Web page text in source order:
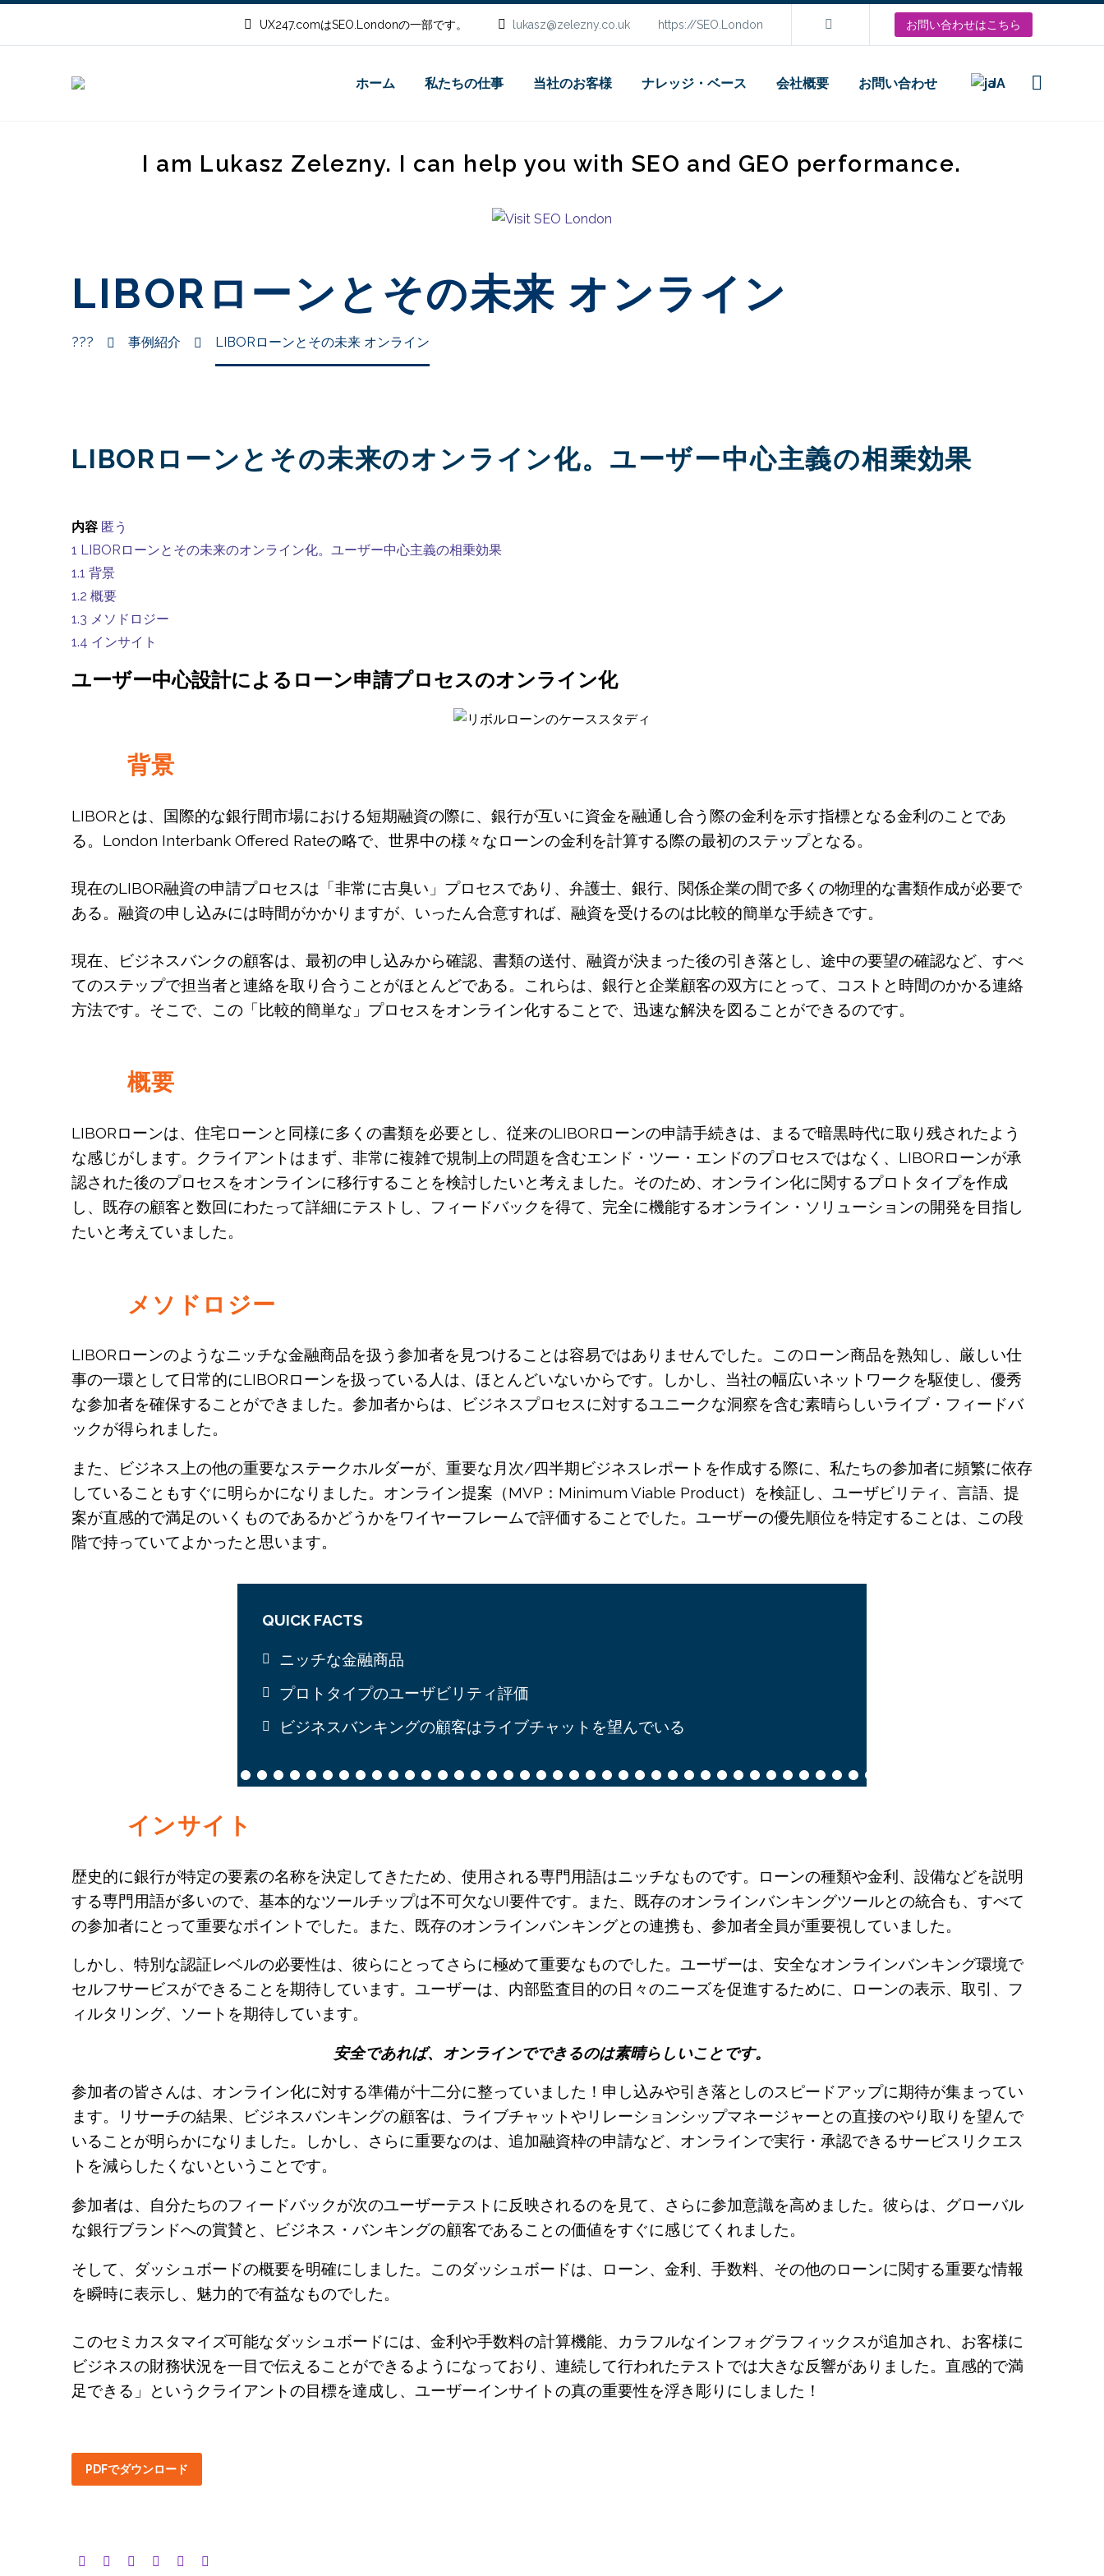
UX247.comはSEO.Londonの一部です。 lukasz@zelezny.co.uk https://SEO.London お問い合わせはこちら
ホーム 私たちの仕事 当社のお客様 ナレッジ・ベース 会社概要 お問い合わせ JA
I am Lukasz Zelezny. I can help you with SEO and GEO performance.
LIBORローンとその未来 オンライン
??? 事例紹介 LIBORローンとその未来 オンライン
LIBORローンとその未来のオンライン化。ユーザー中心主義の相乗効果
内容 匿う
1 LIBORローンとその未来のオンライン化。ユーザー中心主義の相乗効果
1.1 背景
1.2 概要
1.3 メソドロジー
1.4 インサイト
ユーザー中心設計によるローン申請プロセスのオンライン化
背景
LIBORとは、国際的な銀行間市場における短期融資の際に、銀行が互いに資金を融通し合う際の金利を示す指標となる金利のことであ
る。London Interbank Offered Rateの略で、世界中の様々なローンの金利を計算する際の最初のステップとなる。
現在のLIBOR融資の申請プロセスは「非常に古臭い」プロセスであり、弁護士、銀行、関係企業の間で多くの物理的な書類作成が必要で
ある。融資の申し込みには時間がかかりますが、いったん合意すれば、融資を受けるのは比較的簡単な手続きです。
現在、ビジネスバンクの顧客は、最初の申し込みから確認、書類の送付、融資が決まった後の引き落とし、途中の要望の確認など、すべ
てのステップで担当者と連絡を取り合うことがほとんどである。これらは、銀行と企業顧客の双方にとって、コストと時間のかかる連絡
方法です。そこで、この「比較的簡単な」プロセスをオンライン化することで、迅速な解決を図ることができるのです。
概要
LIBORローンは、住宅ローンと同様に多くの書類を必要とし、従来のLIBORローンの申請手続きは、まるで暗黒時代に取り残されたよう
な感じがします。クライアントはまず、非常に複雑で規制上の問題を含むエンド・ツー・エンドのプロセスではなく、LIBORローンが承
認された後のプロセスをオンラインに移行することを検討したいと考えました。そのため、オンライン化に関するプロトタイプを作成
し、既存の顧客と数回にわたって詳細にテストし、フィードバックを得て、完全に機能するオンライン・ソリューションの開発を目指し
たいと考えていました。
メソドロジー
LIBORローンのようなニッチな金融商品を扱う参加者を見つけることは容易ではありませんでした。このローン商品を熟知し、厳しい仕
事の一環として日常的にLIBORローンを扱っている人は、ほとんどいないからです。しかし、当社の幅広いネットワークを駆使し、優秀
な参加者を確保することができました。参加者からは、ビジネスプロセスに対するユニークな洞察を含む素晴らしいライブ・フィードバ
ックが得られました。
また、ビジネス上の他の重要なステークホルダーが、重要な月次/四半期ビジネスレポートを作成する際に、私たちの参加者に頻繁に依存
していることもすぐに明らかになりました。オンライン提案（MVP：Minimum Viable Product）を検証し、ユーザビリティ、言語、提
案が直感的で満足のいくものであるかどうかをワイヤーフレームで評価することでした。ユーザーの優先順位を特定することは、この段
階で持っていてよかったと思います。
QUICK FACTS
ニッチな金融商品
プロトタイプのユーザビリティ評価
ビジネスバンキングの顧客はライブチャットを望んでいる
インサイト
歴史的に銀行が特定の要素の名称を決定してきたため、使用される専門用語はニッチなものです。ローンの種類や金利、設備などを説明
する専門用語が多いので、基本的なツールチップは不可欠なUI要件です。また、既存のオンラインバンキングツールとの統合も、すべて
の参加者にとって重要なポイントでした。また、既存のオンラインバンキングとの連携も、参加者全員が重要視していました。
しかし、特別な認証レベルの必要性は、彼らにとってさらに極めて重要なものでした。ユーザーは、安全なオンラインバンキング環境で
セルフサービスができることを期待しています。ユーザーは、内部監査目的の日々のニーズを促進するために、ローンの表示、取引、フ
ィルタリング、ソートを期待しています。
安全であれば、オンラインでできるのは素晴らしいことです。
参加者の皆さんは、オンライン化に対する準備が十二分に整っていました！申し込みや引き落としのスピードアップに期待が集まってい
ます。リサーチの結果、ビジネスバンキングの顧客は、ライブチャットやリレーションシップマネージャーとの直接のやり取りを望んで
いることが明らかになりました。しかし、さらに重要なのは、追加融資枠の申請など、オンラインで実行・承認できるサービスリクエス
トを減らしたくないということです。
参加者は、自分たちのフィードバックが次のユーザーテストに反映されるのを見て、さらに参加意識を高めました。彼らは、グローバル
な銀行ブランドへの賞賛と、ビジネス・バンキングの顧客であることの価値をすぐに感じてくれました。
そして、ダッシュボードの概要を明確にしました。このダッシュボードは、ローン、金利、手数料、その他のローンに関する重要な情報
を瞬時に表示し、魅力的で有益なものでした。
このセミカスタマイズ可能なダッシュボードには、金利や手数料の計算機能、カラフルなインフォグラフィックスが追加され、お客様に
ビジネスの財務状況を一目で伝えることができるようになっており、連続して行われたテストでは大きな反響がありました。直感的で満
足できる」というクライアントの目標を達成し、ユーザーインサイトの真の重要性を浮き彫りにしました！
PDFでダウンロード